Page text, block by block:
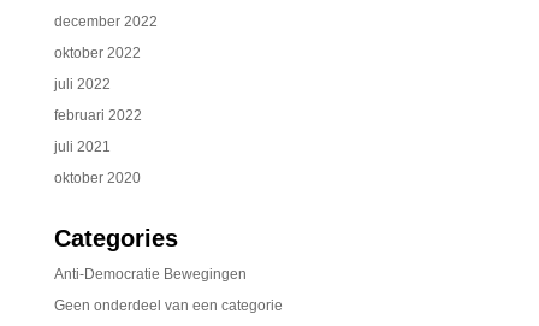
december 2022
oktober 2022
juli 2022
februari 2022
juli 2021
oktober 2020
Categories
Anti-Democratie Bewegingen
Geen onderdeel van een categorie